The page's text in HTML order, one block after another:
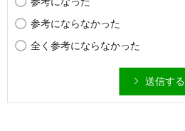
参考にならなかった
全く参考にならなかった
送信する